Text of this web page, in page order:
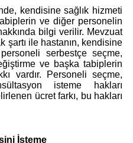
kendisine sağlık hizmeti
ve diğer personelin
bilgi verilir. Mevzuat
şartı ile hastanın, kendisine
serbestçe seçme,
ve başka tabiplerin
vardır. Personeli seçme,
isteme hakları
ücret farkı, bu hakları
İsteme